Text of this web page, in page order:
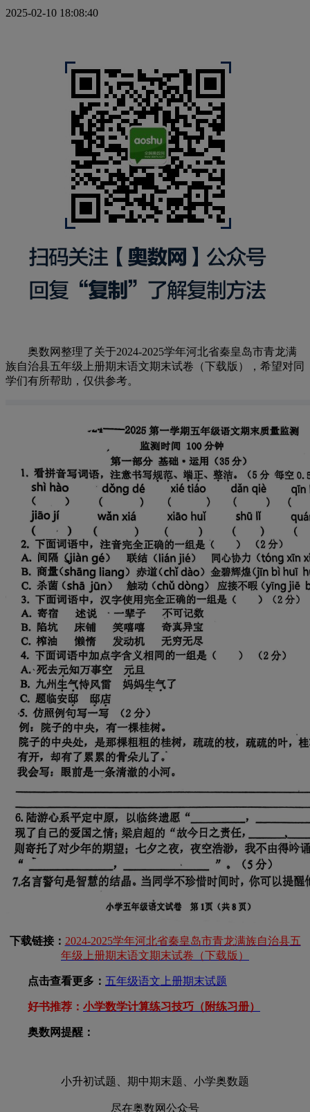
2025-02-10 18:08:40
奥数网整理了关于2024-2025学年河北省秦皇岛市青龙满
族自治县五年级上册期末语文期末试卷（下载版），希望对同
学们有所帮助，仅供参考。
下载链接： 2024-2025学年河北省秦皇岛市青龙满族自治县五
年级上册期末语文期末试卷（下载版）
点击查看更多： 五年级语文上册期末试题
好书推荐： 小学数学计算练习技巧（附练习册）
奥数网提醒：
小升初试题、期中期末题、小学奥数题
尽在奥数网公众号